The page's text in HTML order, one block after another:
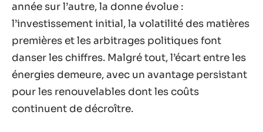
année sur l’autre, la donne évolue :
l’investissement initial, la volatilité des matières
premières et les arbitrages politiques font
danser les chiffres. Malgré tout, l’écart entre les
énergies demeure, avec un avantage persistant
pour les renouvelables dont les coûts
continuent de décroître.